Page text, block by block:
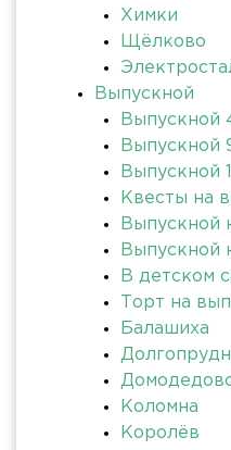
Химки
Щёлково
Выпускной
Выпускной
Выпускной
Выпускной
Квесты на
Выпускной
Выпускной
В детском
Торт на
Балашиха
Коломна
Королёв